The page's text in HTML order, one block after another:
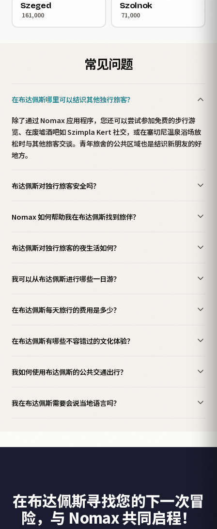
Szeged
161,000
Szolnok
71,000
常见问题
在布达佩斯哪里可以结识其他独行旅客？
除了通过 Nomax 应用程序，您还可以尝试参加免费的步行游
览、在废墟酒吧如 Szimpla Kert 社交，或在塞切尼温泉浴场放
松时与其他旅客交谈。青年旅舍的公共区域也是结识新朋友的好
地方。
布达佩斯对独行旅客安全吗？
Nomax 如何帮助我在布达佩斯找到旅伴？
布达佩斯对独行旅客的夜生活如何？
我可以从布达佩斯进行哪些一日游？
在布达佩斯每天旅行的费用是多少？
在布达佩斯有哪些不容错过的文化体验？
我如何使用布达佩斯的公共交通出行？
我在布达佩斯需要会说当地语言吗？
在布达佩斯寻找您的下一次冒
险，与 Nomax 共同启程！